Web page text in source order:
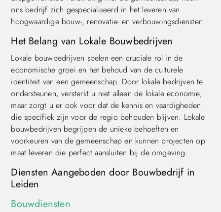
ons bedrijf zich gespecialiseerd in het leveren van
hoogwaardige bouw-, renovatie- en verbouwingsdiensten.
Het Belang van Lokale Bouwbedrijven
Lokale bouwbedrijven spelen een cruciale rol in de
economische groei en het behoud van de culturele
identiteit van een gemeenschap. Door lokale bedrijven te
ondersteunen, versterkt u niet alleen de lokale economie,
maar zorgt u er ook voor dat de kennis en vaardigheden
die specifiek zijn voor de regio behouden blijven. Lokale
bouwbedrijven begrijpen de unieke behoeften en
voorkeuren van de gemeenschap en kunnen projecten op
maat leveren die perfect aansluiten bij de omgeving.
Diensten Aangeboden door Bouwbedrijf in
Leiden
Bouwdiensten